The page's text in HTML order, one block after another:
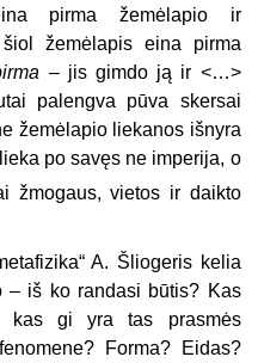
pirma žemėlapio ir
žemėlapis eina pirma
– jis gimdo ją ir <…>
palengva pūva skersai
žemėlapio liekanos išnyra
po savęs ne imperija, o
žmogaus, vietos ir daikto
A. Šliogeris kelia
– iš ko randasi būtis? Kas
kas gi yra tas prasmės
Forma? Eidas?